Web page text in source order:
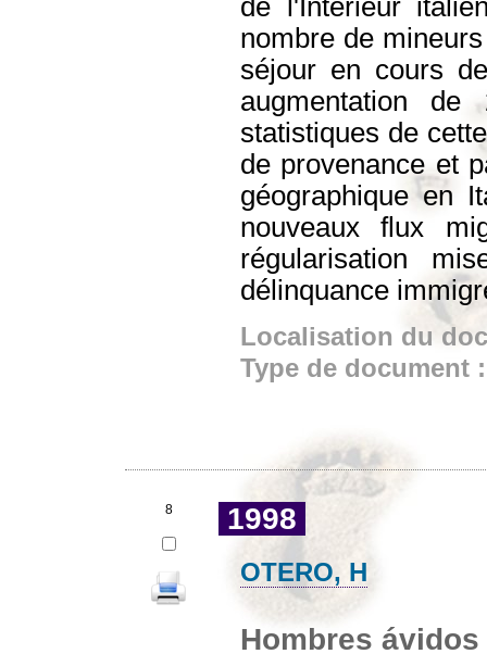
nombre de
séjour en cours
augmentation
statistiques de
de provenance et
géographique en
nouveaux flux
régularisation
délinquance
Localisation du
Type de document
8 1998
OTERO, H
Hombres